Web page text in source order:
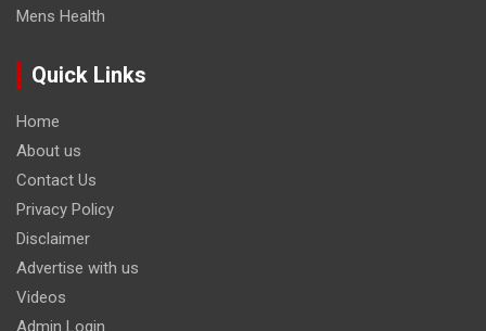
Mens Health
Quick Links
Home
About us
Contact Us
Privacy Policy
Disclaimer
Advertise with us
Videos